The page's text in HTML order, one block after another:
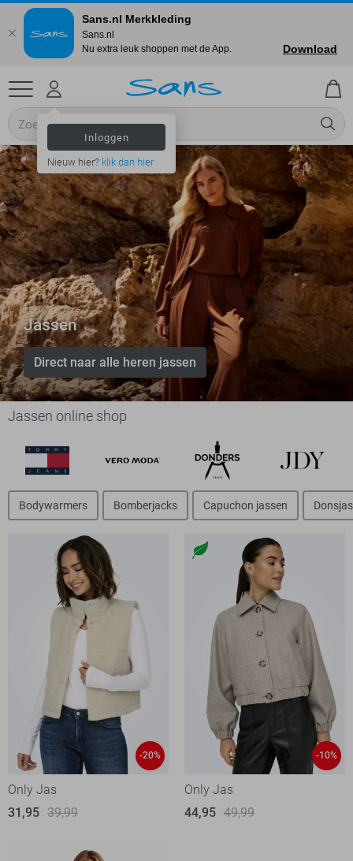
Inloggen
Nieuw hier? klik dan hier
Jassen
Direct naar alle heren jassen
Jassen online shop
Bodywarmers Bomberjacks Capuchon jassen
-20%
Only Jas
31,95 39,99
-10%
Only Jas
44,95 49,99
Sans.nl Merkkleding
Sans.nl
Nu extra leuk shoppen met de App.
Download